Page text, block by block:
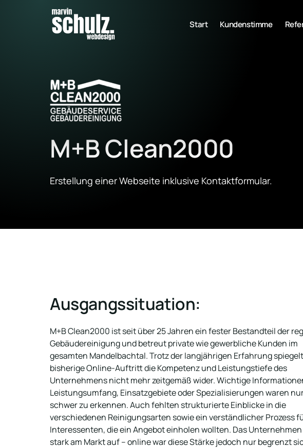
Start Kundenstimme
M+B Clean2000
Erstellung einer Webseite inklusive Kontaktformular.
Ausgangssituation:
M+B Clean2000 ist seit über 25 Jahren ein fester Bestandteil der
Gebäudereinigung und betreut private wie gewerbliche Kunden im
gesamten Mandelbachtal. Trotz der langjährigen Erfahrung
bisherige Online-Auftritt die Kompetenz und Leistungstiefe des
Unternehmens nicht mehr zeitgemäß wider. Wichtige
Leistungsumfang, Einsatzgebiete oder Spezialisierungen waren
schwer zu erkennen. Auch fehlten strukturierte Einblicke in die
verschiedenen Reinigungsarten sowie ein verständlicher Prozess
Interessenten, die ein Angebot einholen wollten. Das
stark am Markt auf – online war diese Stärke jedoch nur begrenzt